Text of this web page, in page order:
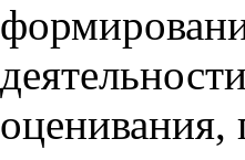
оценивания,